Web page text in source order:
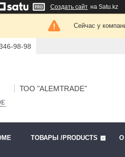
Создать сайт на Satu.kz
Сейчас у
98-98
ТОО "ALEMTRADE"
ТОВАРЫ /PRODUCTS О